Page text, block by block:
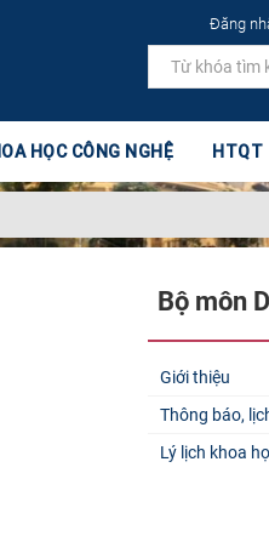
Đăng
HỌC CÔNG NGHỆ HTQT
Bộ môn
Giới thiệu
Thông báo,
Lý lịch khoa